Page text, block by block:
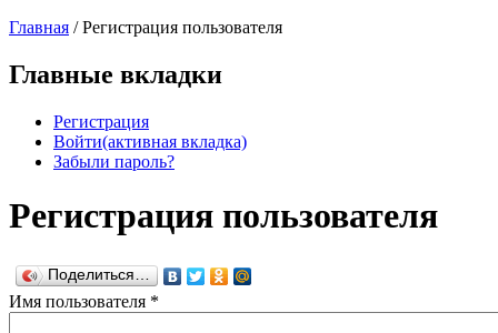
Главная /Регистрация пользователя
Главные вкладки
Регистрация
Войти(активная вкладка)
Забыли пароль?
Регистрация пользователя
Поделиться…
Имя пользователя *